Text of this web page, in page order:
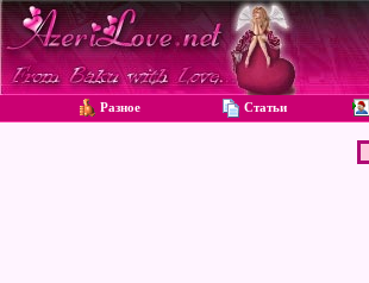
Разное Статьи